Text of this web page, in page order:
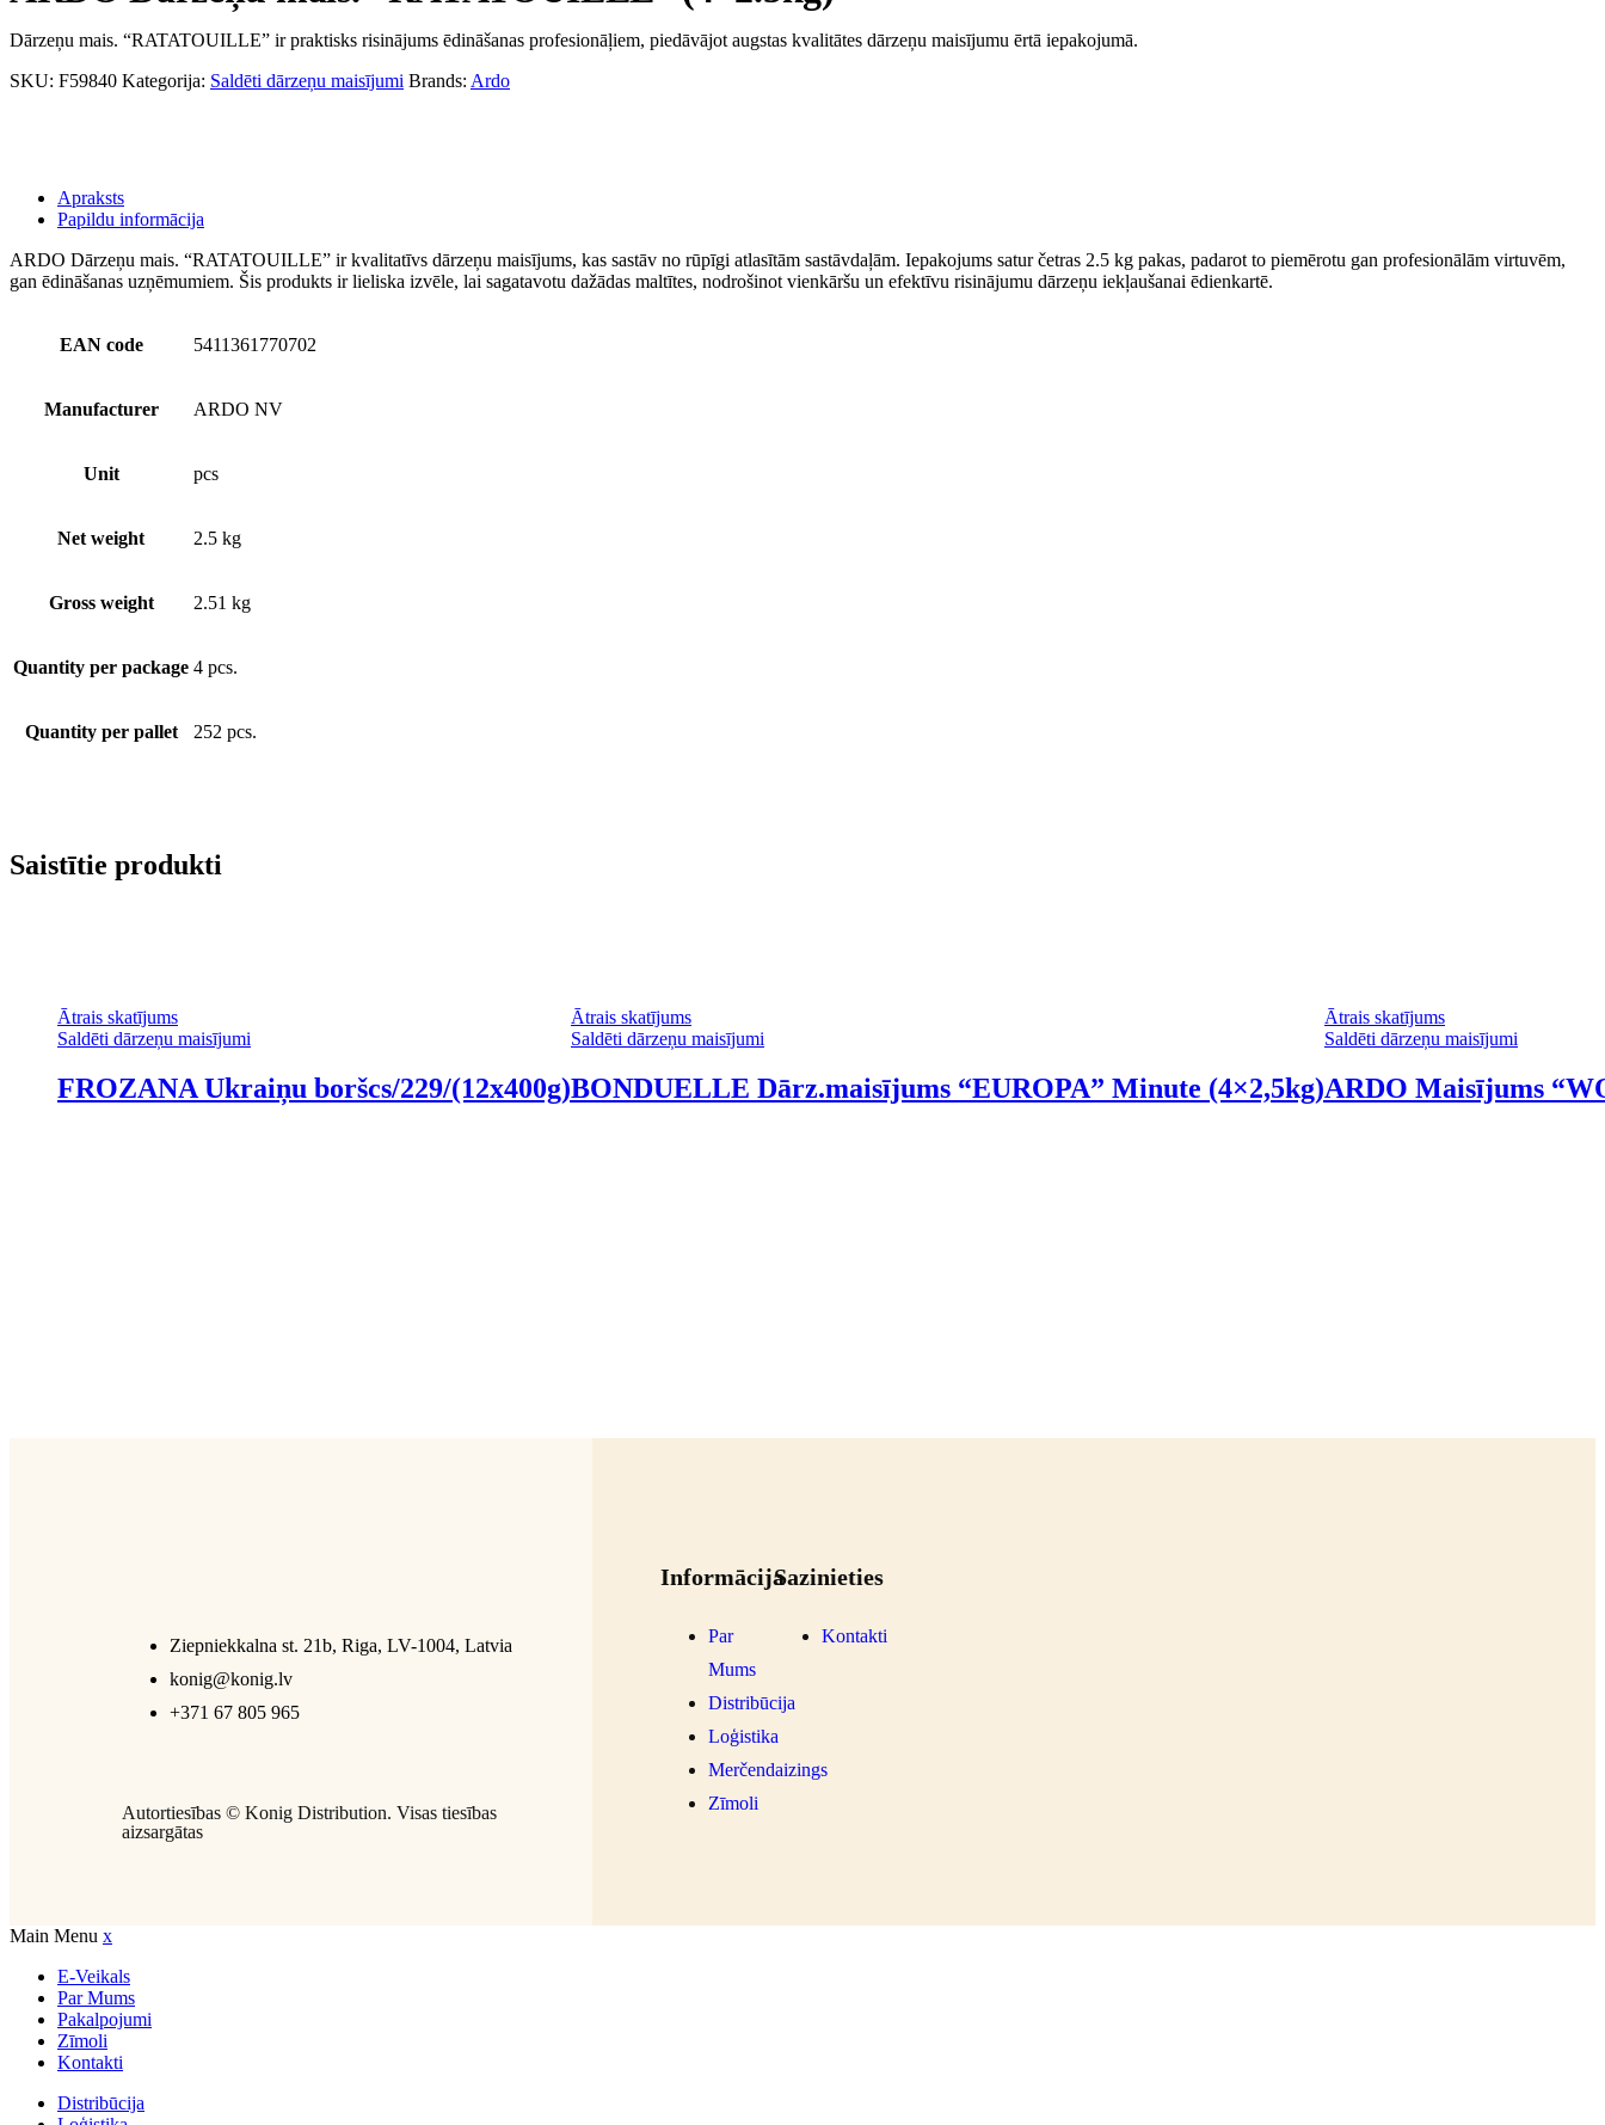
Dārzeņu mais. “RATATOUILLE” ir praktisks risinājums ēdināšanas profesionāļiem, piedāvājot augstas kvalitātes dārzeņu maisījumu ērtā iepakojumā.
SKU: F59840 Kategorija: Saldēti dārzeņu maisījumi Brands: Ardo
Apraksts
Papildu informācija
ARDO Dārzeņu mais. “RATATOUILLE” ir kvalitatīvs dārzeņu maisījums, kas sastāv no rūpīgi atlasītām sastāvdaļām. Iepakojums satur četras 2.5 kg pakas, padarot to piemērotu gan profesionālām virtuvēm,
gan ēdināšanas uzņēmumiem. Šis produkts ir lieliska izvēle, lai sagatavotu dažādas maltītes, nodrošinot vienkāršu un efektīvu risinājumu dārzeņu iekļaušanai ēdienkartē.
EAN code 5411361770702
Manufacturer ARDO NV
Unit pcs
Net weight 2.5 kg
Gross weight 2.51 kg
Quantity per package 4 pcs.
Quantity per pallet 252 pcs.
Saistītie produkti
Ātrais skatījums
Saldēti dārzeņu maisījumi
FROZANA Ukraiņu boršcs/229/(12x400g)
Ātrais skatījums
Saldēti dārzeņu maisījumi
BONDUELLE Dārz.maisījums “EUROPA” Minute (4×2,5kg)
Ātrais skatījums
Saldēti dārzeņu maisījumi
ARDO Maisījums
Ziepniekkalna st. 21b, Riga, LV-1004, Latvia
konig@konig.lv
+371 67 805 965
Autortiesības © Konig Distribution. Visas tiesības
aizsargātas
Informācija
Par
Mums
Distribūcija
Loģistika
Merčendaizings
Zīmoli
Sazinieties
Kontakti
Main Menu x
E-Veikals
Par Mums
Pakalpojumi
Zīmoli
Kontakti
Distribūcija